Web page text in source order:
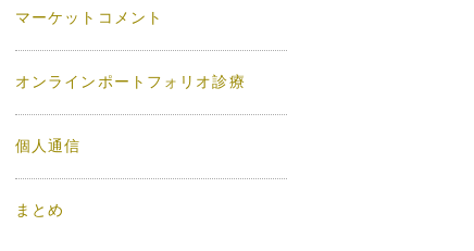
マーケットコメント
オンラインポートフォリオ診療
個人通信
まとめ